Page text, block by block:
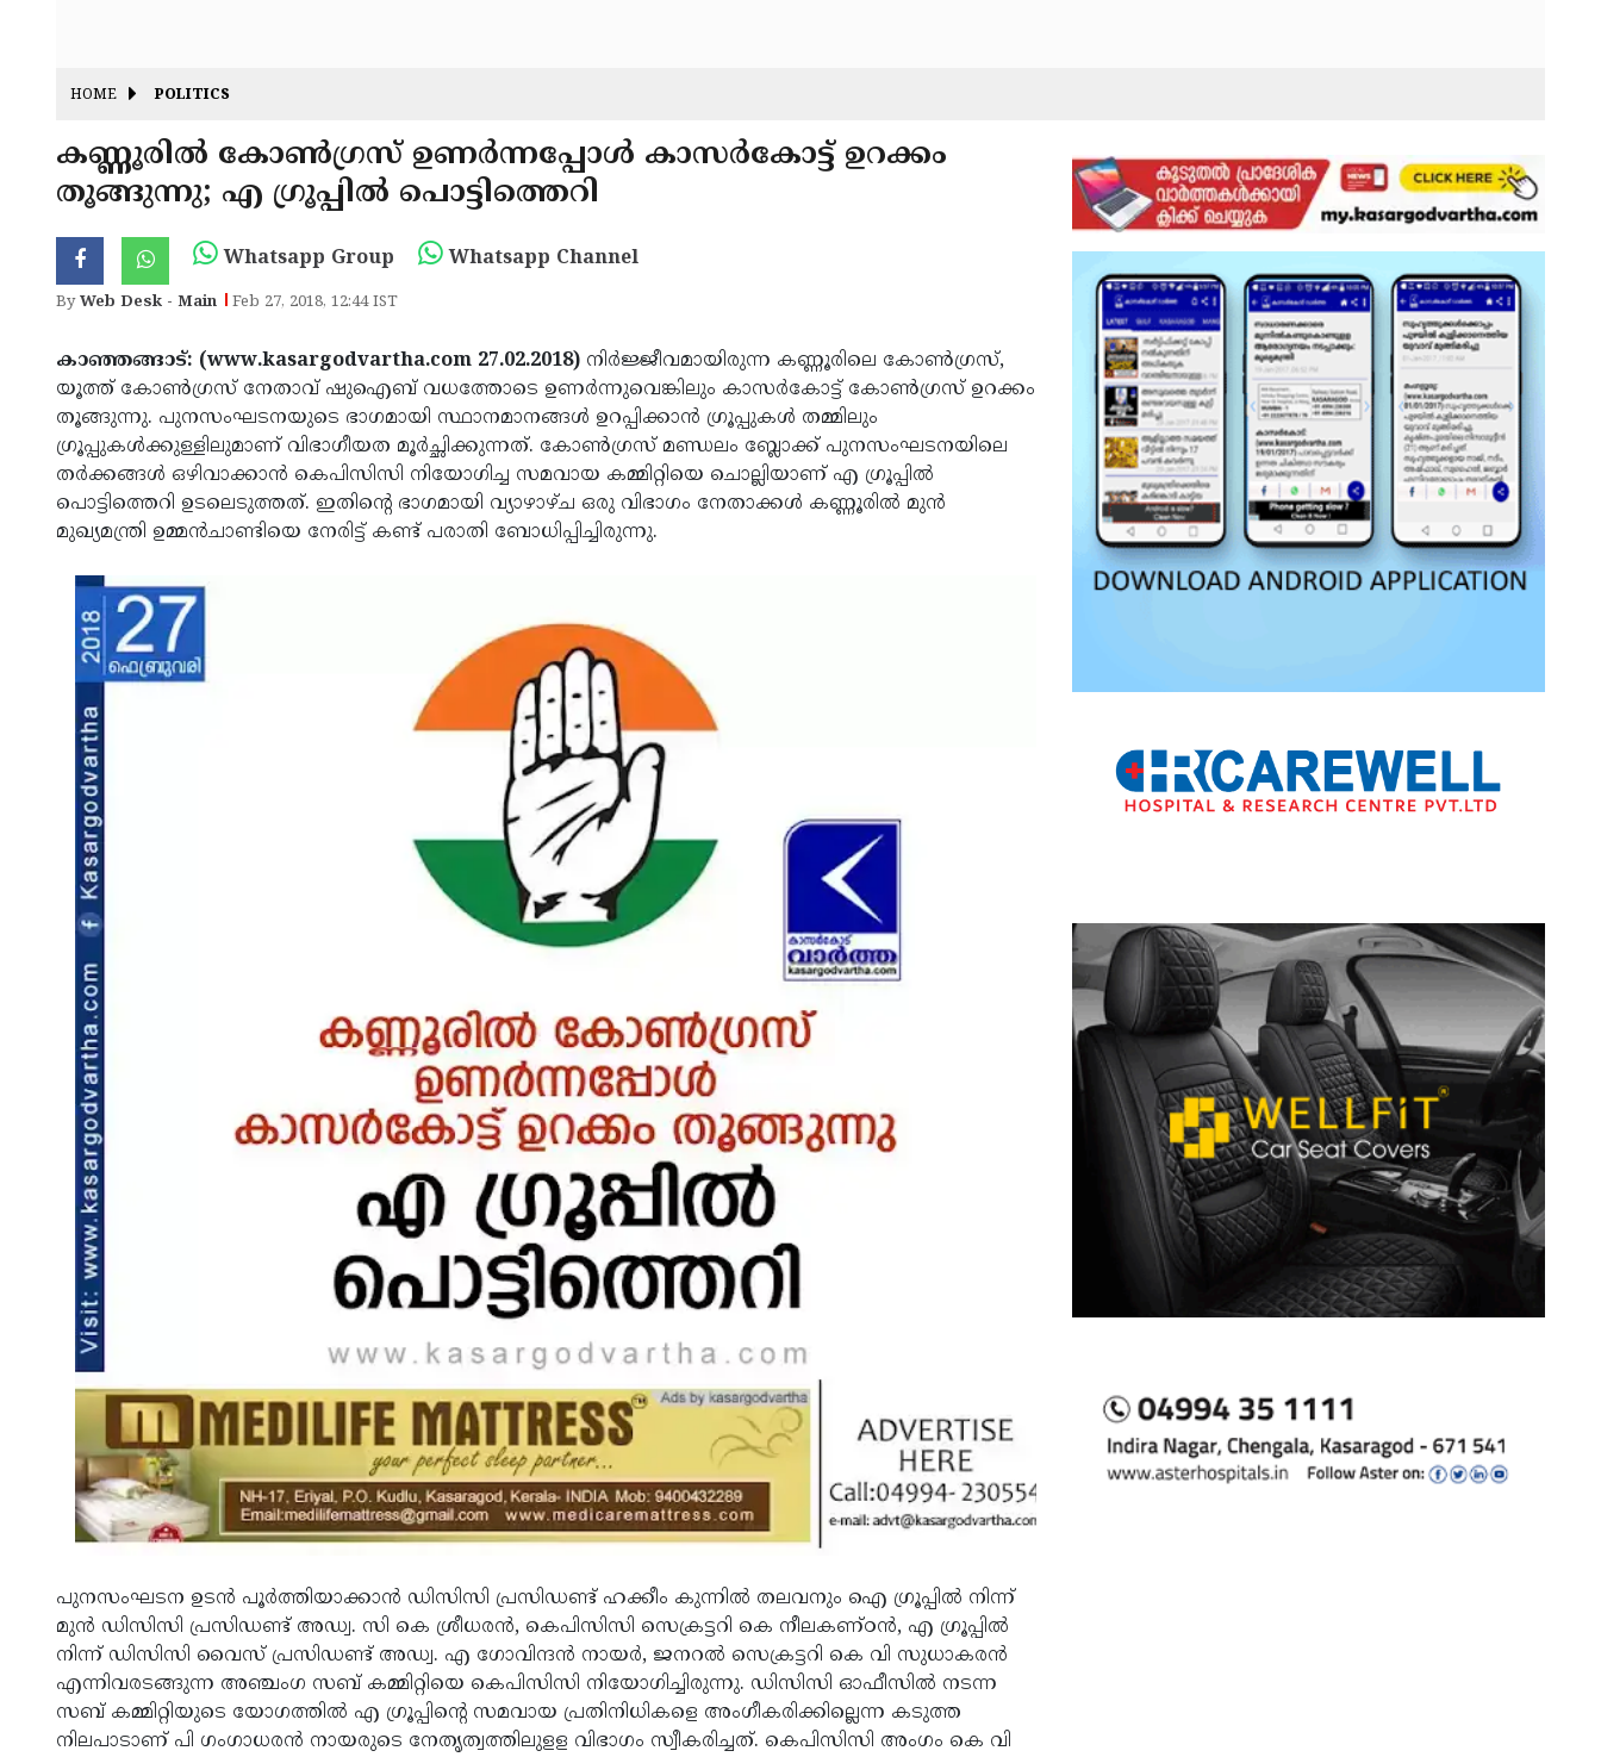
HOME POLITICS
കണ്ണൂരില്‍ കോണ്‍ഗ്രസ് ഉണര്‍ന്നപ്പോള്‍ കാസര്‍കോട്ട് ഉറക്കം
തൂങ്ങുന്നു; എ ഗ്രൂപ്പില്‍ പൊട്ടിത്തെറി
Whatsapp Group Whatsapp Channel
ByWeb Desk - Main Feb 27, 2018, 12:44 IST
കാഞ്ഞങ്ങാട്: (www.kasargodvartha.com 27.02.2018) നിര്‍ജ്ജീവമായിരുന്ന കണ്ണൂരിലെ കോണ്‍ഗ്രസ്,
യൂത്ത് കോണ്‍ഗ്രസ് നേതാവ് ഷുഐബ് വധത്തോടെ ഉണര്‍ന്നുവെങ്കിലും കാസര്‍കോട്ട് കോണ്‍ഗ്രസ് ഉറക്കം
തൂങ്ങുന്നു. പുനസംഘടനയുടെ ഭാഗമായി സ്ഥാനമാനങ്ങള്‍ ഉറപ്പിക്കാന്‍ ഗ്രൂപ്പുകള്‍ തമ്മിലും
ഗ്രൂപ്പുകള്‍ക്കുള്ളിലുമാണ് വിഭാഗീയത മൂര്‍ച്ഛിക്കുന്നത്. കോണ്‍ഗ്രസ് മണ്ഡലം ബ്ലോക്ക് പുനസംഘടനയിലെ
തര്‍ക്കങ്ങള്‍ ഒഴിവാക്കാന്‍ കെപിസിസി നിയോഗിച്ച സമവായ കമ്മിറ്റിയെ ചൊല്ലിയാണ് എ ഗ്രൂപ്പില്‍
പൊട്ടിത്തെറി ഉടലെടുത്തത്. ഇതിന്റെ ഭാഗമായി വ്യാഴാഴ്ച ഒരു വിഭാഗം നേതാക്കള്‍ കണ്ണൂരില്‍ മുന്‍
മുഖ്യമന്ത്രി ഉമ്മന്‍ചാണ്ടിയെ നേരിട്ട് കണ്ട് പരാതി ബോധിപ്പിച്ചിരുന്നു.
പുനസംഘടന ഉടന്‍ പൂര്‍ത്തിയാക്കാന്‍ ഡിസിസി പ്രസിഡണ്ട് ഹക്കീം കുന്നില്‍ തലവനും ഐ ഗ്രൂപ്പില്‍ നിന്ന്
മുന്‍ ഡിസിസി പ്രസിഡണ്ട് അഡ്വ. സി കെ ശ്രീധരന്‍, കെപിസിസി സെക്രട്ടറി കെ നീലകണ്ഠന്‍, എ ഗ്രൂപ്പില്‍
നിന്ന് ഡിസിസി വൈസ് പ്രസിഡണ്ട് അഡ്വ. എ ഗോവിന്ദന്‍ നായര്‍, ജനറല്‍ സെക്രട്ടറി കെ വി സുധാകരന്‍
എന്നിവരടങ്ങുന്ന അഞ്ചംഗ സബ് കമ്മിറ്റിയെ കെപിസിസി നിയോഗിച്ചിരുന്നു. ഡിസിസി ഓഫീസില്‍ നടന്ന
സബ് കമ്മിറ്റിയുടെ യോഗത്തില്‍ എ ഗ്രൂപ്പിന്റെ സമവായ പ്രതിനിധികളെ അംഗീകരിക്കില്ലെന്ന കടുത്ത
നിലപാടാണ് പി ഗംഗാധരന്‍ നായരുടെ നേതൃത്വത്തിലുളള വിഭാഗം സ്വീകരിച്ചത്. കെപിസിസി അംഗം കെ വി